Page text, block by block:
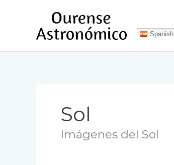
contenido
Spanish
Sol
Imágenes del Sol